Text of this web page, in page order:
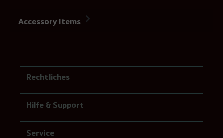
Accessory Items
Rechtliches
Hilfe & Support
Service